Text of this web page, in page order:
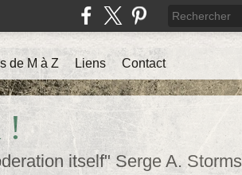
!
itself" Serge A. Storms
de M à Z Liens Contact